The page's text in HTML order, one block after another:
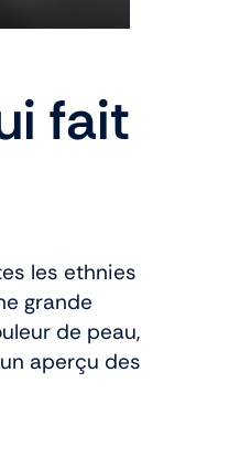
fait
les ethnies
grande
de peau,
aperçu des